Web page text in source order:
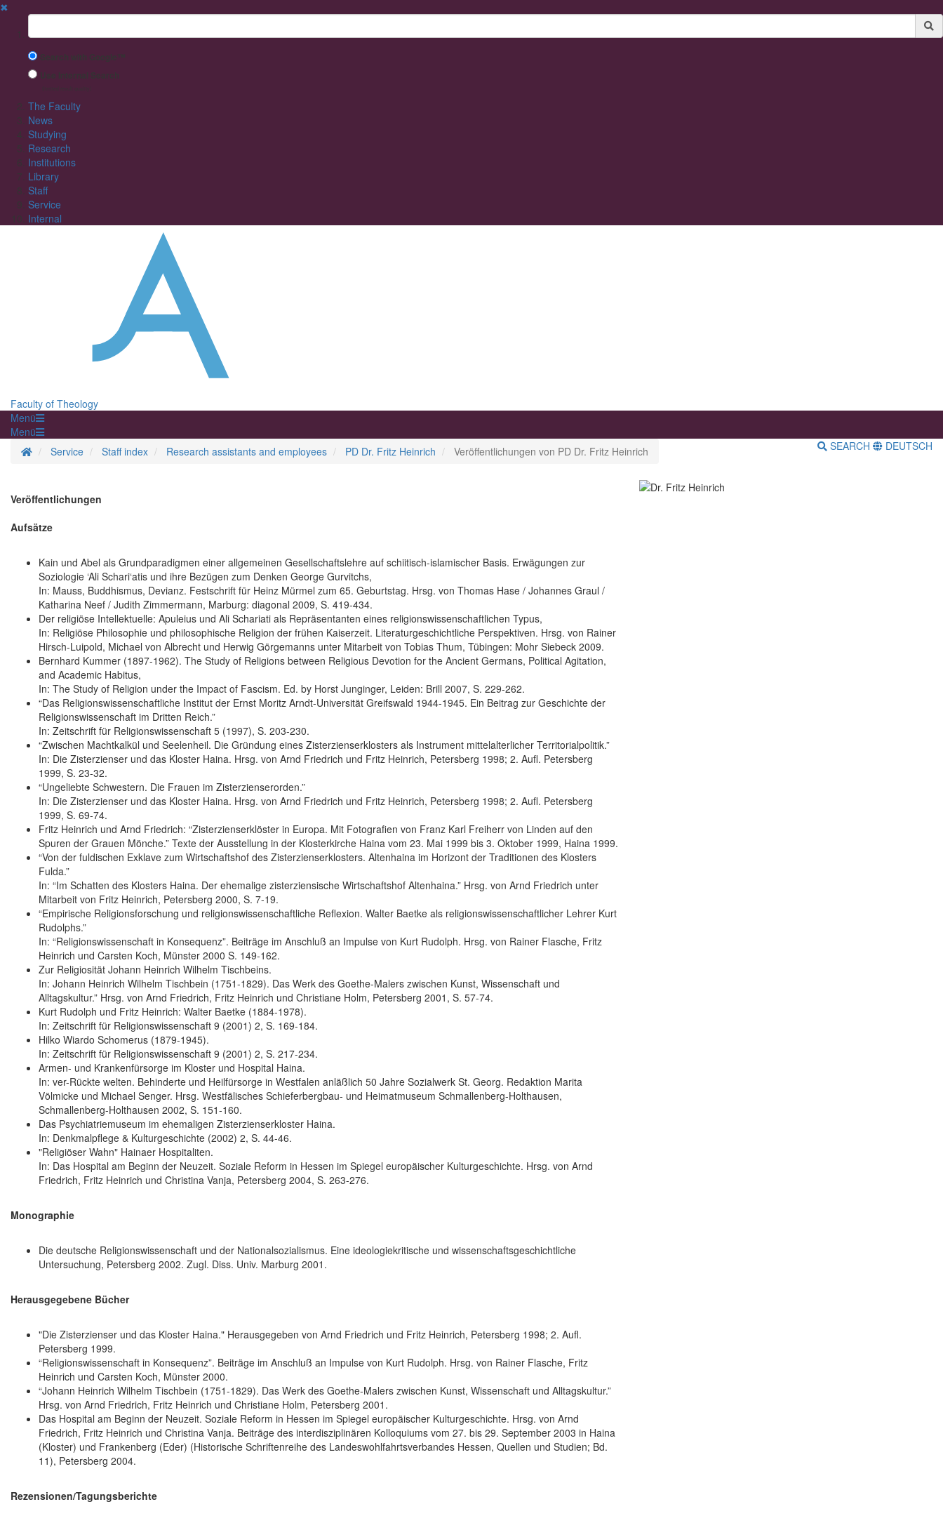
✖
Suchbegriff
Search with Google™
Use Internal Search
The Faculty
News
Studying
Research
Institutions
Library
Staff
Service
Internal
Faculty of Theology
Menü
Menü
Homepage
Service Staff index Research assistants and employees PD Dr. Fritz Heinrich Veröffentlichungen von PD Dr. Fritz Heinrich SEARCH DEUTSCH
Veröffentlichungen
Aufsätze
Kain und Abel als Grundparadigmen einer allgemeinen Gesellschaftslehre auf schiitisch-islamischer Basis. Erwägungen zur
Soziologie ‘Ali Schari‘atis und ihre Bezügen zum Denken George Gurvitchs,
In: Mauss, Buddhismus, Devianz. Festschrift für Heinz Mürmel zum 65. Geburtstag. Hrsg. von Thomas Hase / Johannes Graul /
Katharina Neef / Judith Zimmermann, Marburg: diagonal 2009, S. 419-434.
Der religiöse Intellektuelle: Apuleius und Ali Schariati als Repräsentanten eines religionswissenschaftlichen Typus,
In: Religiöse Philosophie und philosophische Religion der frühen Kaiserzeit. Literaturgeschichtliche Perspektiven. Hrsg. von Rainer
Hirsch-Luipold, Michael von Albrecht und Herwig Görgemanns unter Mitarbeit von Tobias Thum, Tübingen: Mohr Siebeck 2009.
Bernhard Kummer (1897-1962). The Study of Religions between Religious Devotion for the Ancient Germans, Political Agitation,
and Academic Habitus,
In: The Study of Religion under the Impact of Fascism. Ed. by Horst Junginger, Leiden: Brill 2007, S. 229-262.
“Das Religionswissenschaftliche Institut der Ernst Moritz Arndt-Universität Greifswald 1944-1945. Ein Beitrag zur Geschichte der
Religionswissenschaft im Dritten Reich.”
In: Zeitschrift für Religionswissenschaft 5 (1997), S. 203-230.
“Zwischen Machtkalkül und Seelenheil. Die Gründung eines Zisterzienserklosters als Instrument mittelalterlicher Territorialpolitik.”
In: Die Zisterzienser und das Kloster Haina. Hrsg. von Arnd Friedrich und Fritz Heinrich, Petersberg 1998; 2. Aufl. Petersberg
1999, S. 23-32.
“Ungeliebte Schwestern. Die Frauen im Zisterzienserorden.”
In: Die Zisterzienser und das Kloster Haina. Hrsg. von Arnd Friedrich und Fritz Heinrich, Petersberg 1998; 2. Aufl. Petersberg
1999, S. 69-74.
Fritz Heinrich und Arnd Friedrich: “Zisterzienserklöster in Europa. Mit Fotografien von Franz Karl Freiherr von Linden auf den
Spuren der Grauen Mönche.” Texte der Ausstellung in der Klosterkirche Haina vom 23. Mai 1999 bis 3. Oktober 1999, Haina 1999.
“Von der fuldischen Exklave zum Wirtschaftshof des Zisterzienserklosters. Altenhaina im Horizont der Traditionen des Klosters
Fulda.”
In: “Im Schatten des Klosters Haina. Der ehemalige zisterziensische Wirtschaftshof Altenhaina.” Hrsg. von Arnd Friedrich unter
Mitarbeit von Fritz Heinrich, Petersberg 2000, S. 7-19.
“Empirische Religionsforschung und religionswissenschaftliche Reflexion. Walter Baetke als religionswissenschaftlicher Lehrer Kurt
Rudolphs.”
In: “Religionswissenschaft in Konsequenz”. Beiträge im Anschluß an Impulse von Kurt Rudolph. Hrsg. von Rainer Flasche, Fritz
Heinrich und Carsten Koch, Münster 2000 S. 149-162.
Zur Religiosität Johann Heinrich Wilhelm Tischbeins.
In: Johann Heinrich Wilhelm Tischbein (1751-1829). Das Werk des Goethe-Malers zwischen Kunst, Wissenschaft und
Alltagskultur.” Hrsg. von Arnd Friedrich, Fritz Heinrich und Christiane Holm, Petersberg 2001, S. 57-74.
Kurt Rudolph und Fritz Heinrich: Walter Baetke (1884-1978).
In: Zeitschrift für Religionswissenschaft 9 (2001) 2, S. 169-184.
Hilko Wiardo Schomerus (1879-1945).
In: Zeitschrift für Religionswissenschaft 9 (2001) 2, S. 217-234.
Armen- und Krankenfürsorge im Kloster und Hospital Haina.
In: ver-Rückte welten. Behinderte und Heilfürsorge in Westfalen anläßlich 50 Jahre Sozialwerk St. Georg. Redaktion Marita
Völmicke und Michael Senger. Hrsg. Westfälisches Schieferbergbau- und Heimatmuseum Schmallenberg-Holthausen,
Schmallenberg-Holthausen 2002, S. 151-160.
Das Psychiatriemuseum im ehemaligen Zisterzienserkloster Haina.
In: Denkmalpflege & Kulturgeschichte (2002) 2, S. 44-46.
"Religiöser Wahn" Hainaer Hospitaliten.
In: Das Hospital am Beginn der Neuzeit. Soziale Reform in Hessen im Spiegel europäischer Kulturgeschichte. Hrsg. von Arnd
Friedrich, Fritz Heinrich und Christina Vanja, Petersberg 2004, S. 263-276.
Monographie
Die deutsche Religionswissenschaft und der Nationalsozialismus. Eine ideologiekritische und wissenschaftsgeschichtliche
Untersuchung, Petersberg 2002. Zugl. Diss. Univ. Marburg 2001.
Herausgegebene Bücher
"Die Zisterzienser und das Kloster Haina." Herausgegeben von Arnd Friedrich und Fritz Heinrich, Petersberg 1998; 2. Aufl.
Petersberg 1999.
“Religionswissenschaft in Konsequenz”. Beiträge im Anschluß an Impulse von Kurt Rudolph. Hrsg. von Rainer Flasche, Fritz
Heinrich und Carsten Koch, Münster 2000.
“Johann Heinrich Wilhelm Tischbein (1751-1829). Das Werk des Goethe-Malers zwischen Kunst, Wissenschaft und Alltagskultur.”
Hrsg. von Arnd Friedrich, Fritz Heinrich und Christiane Holm, Petersberg 2001.
Das Hospital am Beginn der Neuzeit. Soziale Reform in Hessen im Spiegel europäischer Kulturgeschichte. Hrsg. von Arnd
Friedrich, Fritz Heinrich und Christina Vanja. Beiträge des interdisziplinären Kolloquiums vom 27. bis 29. September 2003 in Haina
(Kloster) und Frankenberg (Eder) (Historische Schriftenreihe des Landeswohlfahrtsverbandes Hessen, Quellen und Studien; Bd.
11), Petersberg 2004.
Rezensionen/Tagungsberichte